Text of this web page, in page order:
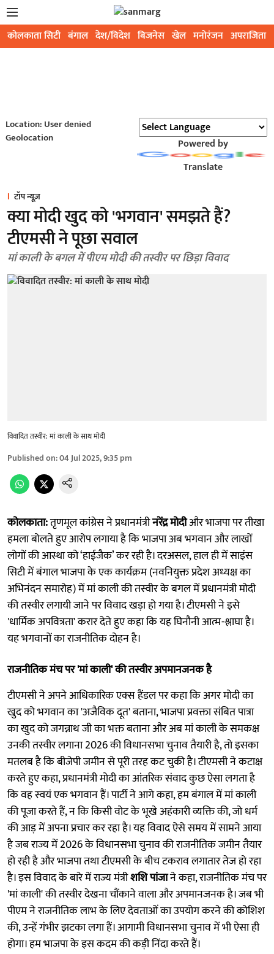
कोलकाता सिटी बंगाल देश/विदेश बिजनेस खेल मनोरंजन अपराजिता
Location: User denied
Geolocation
Powered by
Translate
टॉप न्यूज़
क्या मोदी खुद को 'भगवान' समझते हैं?
टीएमसी ने पूछा सवाल
मां काली के बगल में पीएम मोदी की तस्वीर पर छिड़ा विवाद
विवादित तस्वीर: मां काली के साथ मोदी
Published on:04 Jul 2025, 9:35 pm
कोलकाता:तृणमूल कांग्रेस ने प्रधानमंत्रीनरेंद्र मोदीऔर भाजपा पर तीखा
हमला बोलते हुए आरोप लगाया है कि भाजपा अब भगवान और लाखों
लोगों की आस्था को ‘हाईजैक’ कर रही है। दरअसल, हाल ही में साइंस
सिटी में बंगाल भाजपा के एक कार्यक्रम (नवनियुक्त प्रदेश अध्यक्ष का
अभिनंदन समारोह) में मां काली की तस्वीर के बगल में प्रधानमंत्री मोदी
की तस्वीर लगायी जाने पर विवाद खड़ा हो गया है। टीएमसी ने इसे
'धार्मिक अपवित्रता' करार देते हुए कहा कि यह घिनौनी आत्म-श्लाघा है।
यह भगवानों का राजनीतिक दोहन है।
राजनीतिक मंच पर 'मां काली' की तस्वीर अपमानजनक है
टीएमसी ने अपने आधिकारिक एक्स हैंडल पर कहा कि अगर मोदी का
खुद को भगवान का 'अजैविक दूत' बताना, भाजपा प्रवक्ता संबित पात्रा
का खुद को जगन्नाथ जी का भक्त बताना और अब मां काली के समकक्ष
उनकी तस्वीर लगाना 2026 की विधानसभा चुनाव तैयारी है, तो इसका
मतलब है कि बीजेपी जमीन से पूरी तरह कट चुकी है। टीएमसी ने कटाक्ष
करते हुए कहा, प्रधानमंत्री मोदी का आंतरिक संवाद कुछ ऐसा लगता है
कि वह स्वयं एक भगवान हैं। पार्टी ने आगे कहा, हम बंगाल में मां काली
की पूजा करते हैं, न कि किसी वोट के भूखे अहंकारी व्यक्ति की, जो धर्म
की आड़ में अपना प्रचार कर रहा है। यह विवाद ऐसे समय में सामने आया
है जब राज्य में 2026 के विधानसभा चुनाव की राजनीतिक जमीन तैयार
हो रही है और भाजपा तथा टीएमसी के बीच टकराव लगातार तेज हो रहा
है। इस विवाद के बारे में राज्य मंत्रीशशि पांजाने कहा, राजनीतिक मंच पर
'मां काली' की तस्वीर देखना चौंकाने वाला और अपमानजनक है। जब भी
पीएम ने राजनीतिक लाभ के लिए देवताओं का उपयोग करने की कोशिश
की, उन्हें गंभीर झटका लगा हैं। आगामी विधानसभा चुनाव में भी ऐसा ही
होगा। हम भाजपा के इस कदम की कड़ी निंदा करते हैं।